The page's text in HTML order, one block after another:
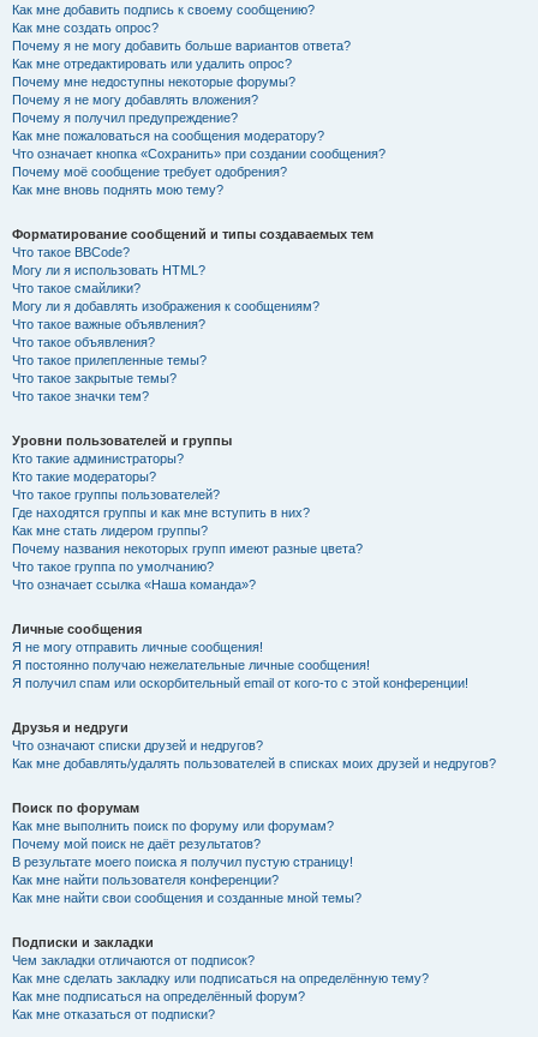
Как мне добавить подпись к своему сообщению?
Как мне создать опрос?
Почему я не могу добавить больше вариантов ответа?
Как мне отредактировать или удалить опрос?
Почему мне недоступны некоторые форумы?
Почему я не могу добавлять вложения?
Почему я получил предупреждение?
Как мне пожаловаться на сообщения модератору?
Что означает кнопка «Сохранить» при создании сообщения?
Почему моё сообщение требует одобрения?
Как мне вновь поднять мою тему?
Форматирование сообщений и типы создаваемых тем
Что такое BBCode?
Могу ли я использовать HTML?
Что такое смайлики?
Могу ли я добавлять изображения к сообщениям?
Что такое важные объявления?
Что такое объявления?
Что такое прилепленные темы?
Что такое закрытые темы?
Что такое значки тем?
Уровни пользователей и группы
Кто такие администраторы?
Кто такие модераторы?
Что такое группы пользователей?
Где находятся группы и как мне вступить в них?
Как мне стать лидером группы?
Почему названия некоторых групп имеют разные цвета?
Что такое группа по умолчанию?
Что означает ссылка «Наша команда»?
Личные сообщения
Я не могу отправить личные сообщения!
Я постоянно получаю нежелательные личные сообщения!
Я получил спам или оскорбительный email от кого-то с этой конференции!
Друзья и недруги
Что означают списки друзей и недругов?
Как мне добавлять/удалять пользователей в списках моих друзей и недругов?
Поиск по форумам
Как мне выполнить поиск по форуму или форумам?
Почему мой поиск не даёт результатов?
В результате моего поиска я получил пустую страницу!
Как мне найти пользователя конференции?
Как мне найти свои сообщения и созданные мной темы?
Подписки и закладки
Чем закладки отличаются от подписок?
Как мне сделать закладку или подписаться на определённую тему?
Как мне подписаться на определённый форум?
Как мне отказаться от подписки?